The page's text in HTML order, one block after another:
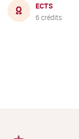
ECTS
6 crédits